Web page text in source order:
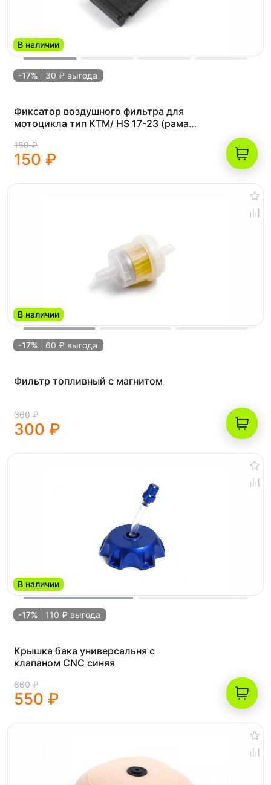
В наличии
-17% 30 ₽ выгода
Фиксатор воздушного фильтра для
мотоцикла тип KTM/ HS 17-23 (рама
180 ₽
150 ₽
В наличии
-17% 60 ₽ выгода
Фильтр топливный с магнитом
360 ₽
300 ₽
В наличии
-17% 110 ₽ выгода
Крышка бака универсальня с
клапаном CNC синяя
660 ₽
550 ₽